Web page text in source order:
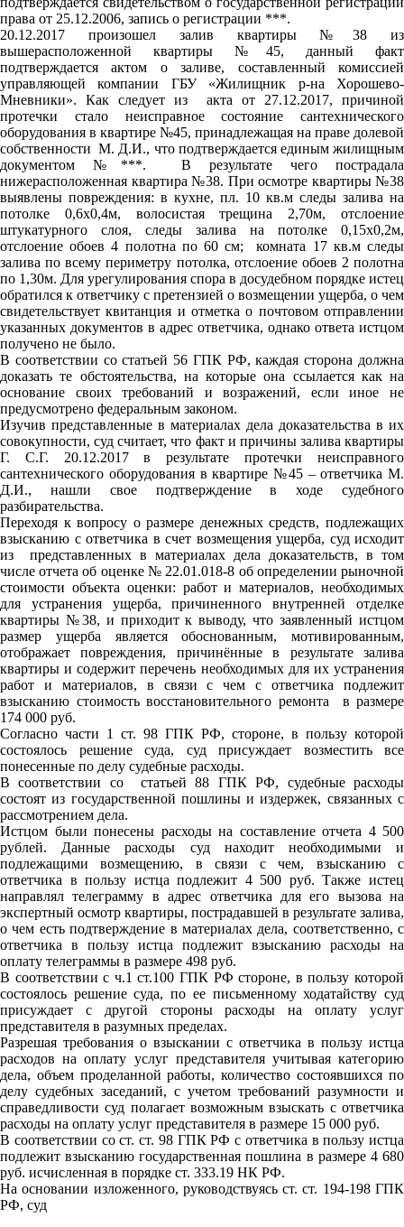
права от 25.12.2006, запись о регистрации ***.
20.12.2017 произошел залив квартиры №38 из
вышерасположенной квартиры №45, данный факт
подтверждается актом о заливе, составленный комиссией
управляющей компании ГБУ «Жилищник р-на Хорошево-
Мневники». Как следует из акта от 27.12.2017, причиной
протечки стало неисправное состояние сантехнического
оборудования в квартире №45, принадлежащая на праве долевой
собственности М. Д.И., что подтверждается единым жилищным
документом №***. В результате чего пострадала
нижерасположенная квартира №38. При осмотре квартиры №38
выявлены повреждения: в кухне, пл. 10 кв.м следы залива на
потолке 0,6х0,4м, волосистая трещина 2,70м, отслоение
штукатурного слоя, следы залива на потолке 0,15х0,2м,
отслоение обоев 4 полотна по 60 см; комната 17 кв.м следы
залива по всему периметру потолка, отслоение обоев 2 полотна
по 1,30м. Для урегулирования спора в досудебном порядке истец
обратился к ответчику с претензией о возмещении ущерба, о чем
свидетельствует квитанция и отметка о почтовом отправлении
указанных документов в адрес ответчика, однако ответа истцом
получено не было.
В соответствии со статьей 56 ГПК РФ, каждая сторона должна
доказать те обстоятельства, на которые она ссылается как на
основание своих требований и возражений, если иное не
предусмотрено федеральным законом.
Изучив представленные в материалах дела доказательства в их
совокупности, суд считает, что факт и причины залива квартиры
Г. С.Г. 20.12.2017 в результате протечки неисправного
сантехнического оборудования в квартире №45 – ответчика М.
Д.И., нашли свое подтверждение в ходе судебного
разбирательства.
Переходя к вопросу о размере денежных средств, подлежащих
взысканию с ответчика в счет возмещения ущерба, суд исходит
из представленных в материалах дела доказательств, в том
числе отчета об оценке № 22.01.018-8 об определении рыночной
стоимости объекта оценки: работ и материалов, необходимых
для устранения ущерба, причиненного внутренней отделке
квартиры №38, и приходит к выводу, что заявленный истцом
размер ущерба является обоснованным, мотивированным,
отображает повреждения, причинённые в результате залива
квартиры и содержит перечень необходимых для их устранения
работ и материалов, в связи с чем с ответчика подлежит
взысканию стоимость восстановительного ремонта в размере
174 000 руб.
Согласно части 1 ст. 98 ГПК РФ, стороне, в пользу которой
состоялось решение суда, суд присуждает возместить все
понесенные по делу судебные расходы.
В соответствии со статьей 88 ГПК РФ, судебные расходы
состоят из государственной пошлины и издержек, связанных с
рассмотрением дела.
Истцом были понесены расходы на составление отчета 4 500
рублей. Данные расходы суд находит необходимыми и
подлежащими возмещению, в связи с чем, взысканию с
ответчика в пользу истца подлежит 4 500 руб. Также истец
направлял телеграмму в адрес ответчика для его вызова на
экспертный осмотр квартиры, пострадавшей в результате залива,
о чем есть подтверждение в материалах дела, соответственно, с
ответчика в пользу истца подлежит взысканию расходы на
оплату телеграммы в размере 498 руб.
В соответствии с ч.1 ст.100 ГПК РФ стороне, в пользу которой
состоялось решение суда, по ее письменному ходатайству суд
присуждает с другой стороны расходы на оплату услуг
представителя в разумных пределах.
Разрешая требования о взыскании с ответчика в пользу истца
расходов на оплату услуг представителя учитывая категорию
дела, объем проделанной работы, количество состоявшихся по
делу судебных заседаний, с учетом требований разумности и
справедливости суд полагает возможным взыскать с ответчика
расходы на оплату услуг представителя в размере 15 000 руб.
В соответствии со ст. ст. 98 ГПК РФ с ответчика в пользу истца
подлежит взысканию государственная пошлина в размере 4 680
руб. исчисленная в порядке ст. 333.19 НК РФ.
На основании изложенного, руководствуясь ст. ст. 194-198 ГПК
РФ, суд